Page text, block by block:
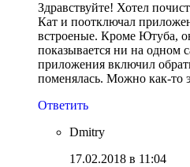
Здравствуйте! Хотел
Кат и поотключал
встроеные. Кроме Ютуба,
показывается ни на одном
приложения включил
поменялась. Можно как-то
Ответить
Dmitry
17.02.2018 в 11:04